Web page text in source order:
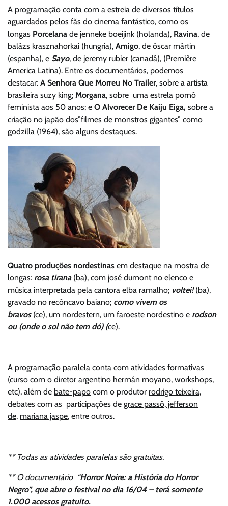
A programação conta com a estreia de diversos títulos
aguardados pelos fãs do cinema fantástico, como os
longas Porcelana de jenneke boeijink (holanda), Ravina, de
balázs krasznahorkai (hungria), Amigo, de óscar mártin
(espanha), e Sayo, de jeremy rubier (canadá), (Première
America Latina). Entre os documentários, podemos
destacar: A Senhora Que Morreu No Trailer, sobre a artista
brasileira suzy king; Morgana, sobre uma estrela pornô
feminista aos 50 anos; e O Alvorecer De Kaiju Eiga, sobre a
criação no japão dos”filmes de monstros gigantes” como
godzilla (1964), são alguns destaques.
Quatro produções nordestinas em destaque na mostra de
longas: rosa tirana(ba), com josé dumont no elenco e
música interpretada pela cantora elba ramalho; voltei!(ba),
gravado no recôncavo baiano; como vivem os
bravos (ce), um nordestern, um faroeste nordestino e rodson
ou (onde o sol não tem dó) (ce).
A programação paralela conta com atividades formativas
(curso com o diretor argentino hermán moyano, workshops,
etc), além de bate-papo com o produtor rodrigo teixeira,
debates com as participações de grace passô, jefferson
de, mariana jaspe, entre outros.
** Todas as atividades paralelas são gratuitas.
** O documentário “Horror Noire: a História do Horror
Negro”, que abre o festival no dia 16/04 – terá somente
1.000 acessos gratuito.